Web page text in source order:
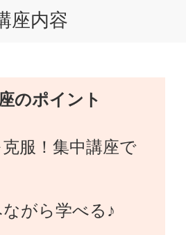
座内容
のポイント
服！集中講座で
がら学べる♪